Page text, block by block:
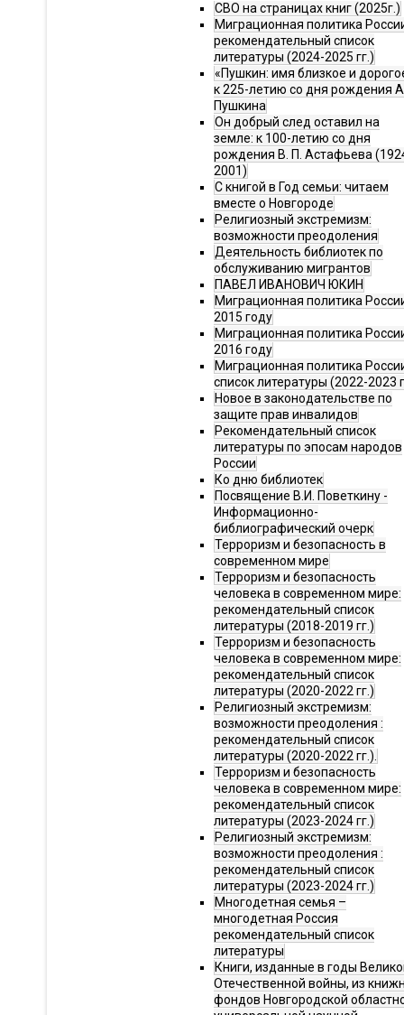
СВО на страницах книг (2025г.)
Миграционная политика
рекомендательный список
литературы (2024-2025 гг.)
«Пушкин: имя близкое и
к 225-летию со дня рождения
Пушкина
Он добрый след оставил на
земле: к 100-летию со дня
рождения В. П. Астафьева
2001)
С книгой в Год семьи: читаем
вместе о Новгороде
Религиозный экстремизм:
возможности преодоления
Деятельность библиотек по
обслуживанию мигрантов
ПАВЕЛ ИВАНОВИЧ ЮКИН
Миграционная политика
2015 году
Миграционная политика
2016 году
Миграционная политика
список литературы (2022-2023
Новое в законодательстве по
защите прав инвалидов
Рекомендательный список
литературы по эпосам народов
России
Ко дню библиотек
Посвящение В.И. Поветкину -
Информационно-
библиографический очерк
Терроризм и безопасность в
современном мире
Терроризм и безопасность
человека в современном мире:
рекомендательный список
литературы (2018-2019 гг.)
Терроризм и безопасность
человека в современном мире:
рекомендательный список
литературы (2020-2022 гг.)
Религиозный экстремизм:
возможности преодоления :
рекомендательный список
литературы (2020-2022 гг.).
Терроризм и безопасность
человека в современном мире:
рекомендательный список
литературы (2023-2024 гг.)
Религиозный экстремизм:
возможности преодоления :
рекомендательный список
литературы (2023-2024 гг.)
Многодетная семья –
многодетная Россия
рекомендательный список
литературы
Книги, изданные в годы
Отечественной войны, из
фондов Новгородской